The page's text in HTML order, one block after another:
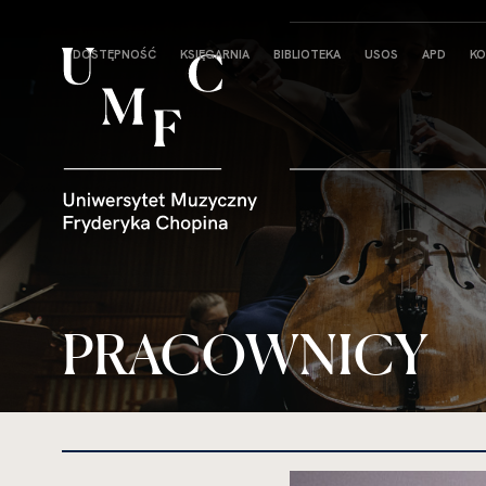
Strona
główna
DOSTĘPNOŚĆ KSIĘGARNIA BIBLIOTEKA USOS APD
PRACOWNICY